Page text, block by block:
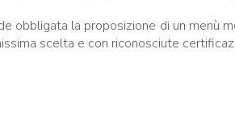
obbligata la proposizione di un menù
scelta e con riconosciute